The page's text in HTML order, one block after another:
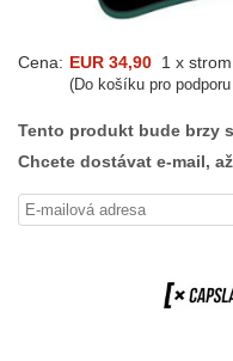
Cena: EUR 34,90 1 x strom
(Do košíku pro podporu
Tento produkt bude brzy
Chcete dostávat e-mail,